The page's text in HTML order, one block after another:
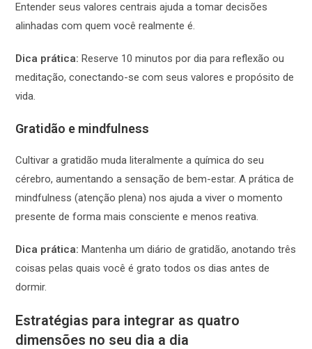
Entender seus valores centrais ajuda a tomar decisões
alinhadas com quem você realmente é.
Dica prática: Reserve 10 minutos por dia para reflexão ou
meditação, conectando-se com seus valores e propósito de
vida.
Gratidão e mindfulness
Cultivar a gratidão muda literalmente a química do seu
cérebro, aumentando a sensação de bem-estar. A prática de
mindfulness (atenção plena) nos ajuda a viver o momento
presente de forma mais consciente e menos reativa.
Dica prática: Mantenha um diário de gratidão, anotando três
coisas pelas quais você é grato todos os dias antes de
dormir.
Estratégias para integrar as quatro
dimensões no seu dia a dia